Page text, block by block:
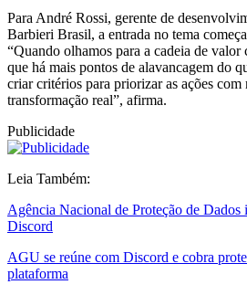
Para André Rossi, gerente de
Barbieri Brasil, a entrada no tema
“Quando olhamos para a cadeia de valor
que há mais pontos de alavancagem do
criar critérios para priorizar as ações
transformação real”, afirma.
Publicidade
Leia Também:
Agência Nacional de Proteção de Dados
Discord
AGU se reúne com Discord e cobra
plataforma